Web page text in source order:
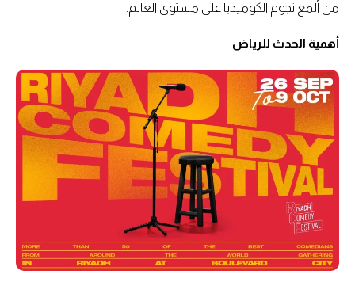
من ألمع نجوم الكوميديا على مستوى العالم.
أهمية الحدث للرياض